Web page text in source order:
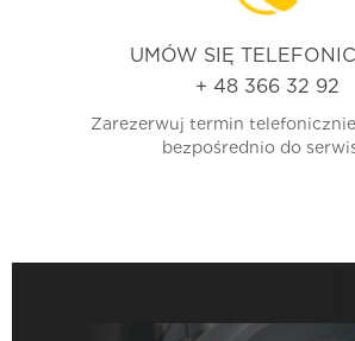
UMÓW SIĘ
+ 48 366 32 92
Zarezerwuj termin
bezpośrednio do